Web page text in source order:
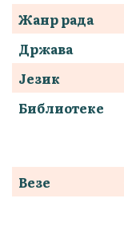
Жанр рада
Држава
Језик
Библиотеке
Везе